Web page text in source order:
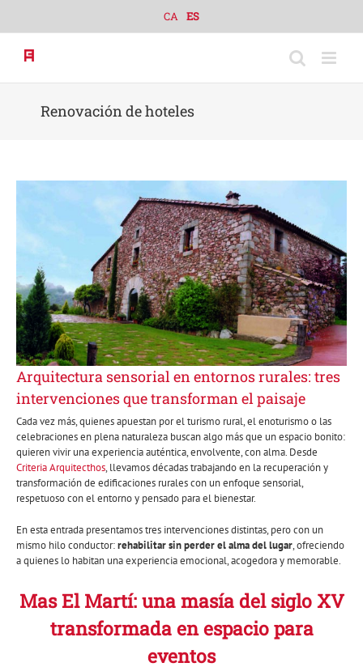
content
CA ES
Renovación de hoteles
Arquitectura sensorial en entornos rurales: tres
intervenciones que transforman el paisaje
Cada vez más, quienes apuestan por el turismo rural, el enoturismo o las
celebraciones en plena naturaleza buscan algo más que un espacio bonito:
quieren vivir una experiencia auténtica, envolvente, con alma. Desde
Criteria Arquitecthos, llevamos décadas trabajando en la recuperación y
transformación de edificaciones rurales con un enfoque sensorial,
respetuoso con el entorno y pensado para el bienestar.
En esta entrada presentamos tres intervenciones distintas, pero con un
mismo hilo conductor:rehabilitar sin perder el alma del lugar, ofreciendo
a quienes lo habitan una experiencia emocional, acogedora y memorable.
Mas El Martí: una masía del siglo XV
transformada en espacio para
eventos